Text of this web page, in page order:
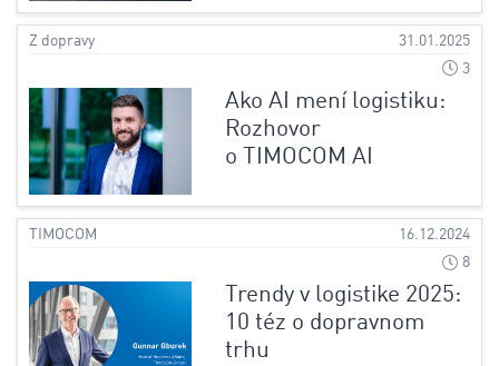
Z dopravy
31.01.2025
3
Ako AI mení logistiku:
Rozhovor
o TIMOCOM AI
TIMOCOM
16.12.2024
8
Trendy v logistike 2025:
10 téz o dopravnom
trhu